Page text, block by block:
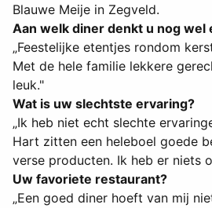
Blauwe Meije in Zegveld.
Aan welk diner denkt u nog wel
„Feestelijke etentjes rondom
Met de hele familie lekkere
leuk."
Wat is uw slechtste ervaring?
„Ik heb niet echt slechte
Hart zitten een heleboel goede
verse producten. Ik heb er niets
Uw favoriete restaurant?
„Een goed diner hoeft van mij